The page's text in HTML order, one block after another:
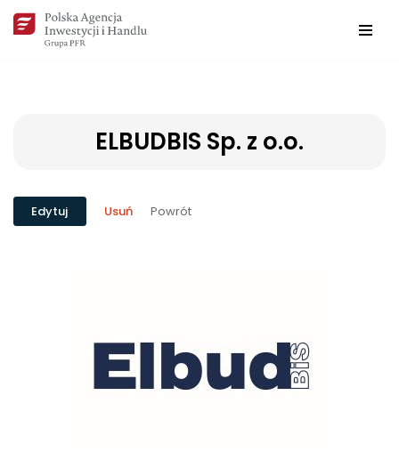
Przejdź
ELBUDBIS Sp. z o.o.
Edytuj Usuń Powrót